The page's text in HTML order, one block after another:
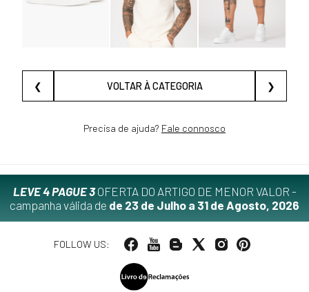
❮ VOLTAR À CATEGORIA ❯
Precisa de ajuda? Fale connosco
LEVE 4 PAGUE 3OFERTA DO ARTIGO DE MENOR VALOR -
campanha válida de de 23 de Julho a 31 de Agosto, 2026
FOLLOW US: